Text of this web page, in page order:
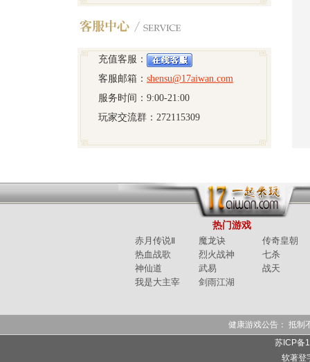
充值客服：
客服邮箱： shensu@17aiwan.com
服务时间：9:00-21:00
玩家交流群：272115309
热门游戏
赤月传说Ⅱ
魔龙诀
传奇皇朝
热血战歌
烈火战神
七杀
神仙道
武易
战天
我是大主宰
剑雨江湖
健康游戏公告： 抵制
苏ICP备
软著登